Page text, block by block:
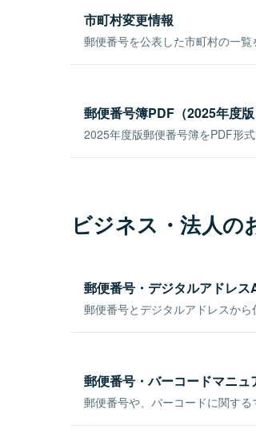
市町村変更情報
郵便番号を公表した市町村の一覧
郵便番号簿PDF（2025年度版
2025年度版郵便番号簿をPDF形
ビジネス・法人の
郵便番号・デジタルアドレス
郵便番号とデジタルアドレスから
郵便番号・バーコードマニュ
郵便番号や、バーコードに関する